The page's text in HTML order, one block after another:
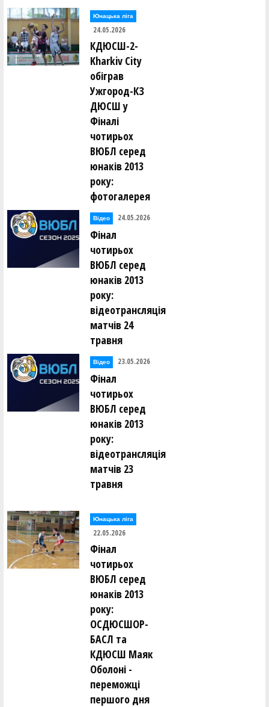
Юнацька ліга
24.05.2026
КДЮСШ-2-
Kharkiv City
обіграв
Ужгород-КЗ
ДЮСШ у
Фіналі
чотирьох
ВЮБЛ серед
юнаків 2013
року:
фотогалерея
Відео 24.05.2026
Фінал
чотирьох
ВЮБЛ серед
юнаків 2013
року:
відеотрансляція
матчів 24
травня
Відео 23.05.2026
Фінал
чотирьох
ВЮБЛ серед
юнаків 2013
року:
відеотрансляція
матчів 23
травня
Юнацька ліга
22.05.2026
Фінал
чотирьох
ВЮБЛ серед
юнаків 2013
року:
ОСДЮСШОР-
БАСЛ та
КДЮСШ Маяк
Оболоні -
переможці
першого дня